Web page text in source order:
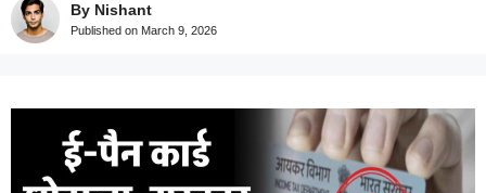
By Nishant
Published on March 9, 2026